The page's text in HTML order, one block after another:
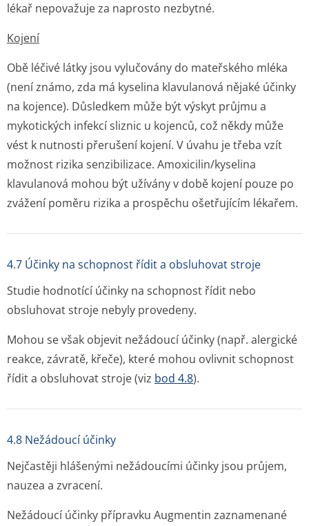
lékař nepovažuje za naprosto nezbytné.
Kojení
Obě léčivé látky jsou vylučovány do mateřského mléka
(není známo, zda má kyselina klavulanová nějaké účinky
na kojence). Důsledkem může být výskyt průjmu a
mykotických infekcí sliznic u kojenců, což někdy může
vést k nutnosti přerušení kojení. V úvahu je třeba vzít
možnost rizika senzibilizace. Amoxicilin/kyselina
klavulanová mohou být užívány v době kojení pouze po
zvážení poměru rizika a prospěchu ošetřujícím lékařem.
4.7 Účinky na schopnost řídit a obsluhovat stroje
Studie hodnotící účinky na schopnost řídit nebo
obsluhovat stroje nebyly provedeny.
Mohou se však objevit nežádoucí účinky (např. alergické
reakce, závratě, křeče), které mohou ovlivnit schopnost
řídit a obsluhovat stroje (viz bod 4.8).
4.8 Nežádoucí účinky
Nejčastěji hlášenými nežádoucími účinky jsou průjem,
nauzea a zvracení.
Nežádoucí účinky přípravku Augmentin zaznamenané